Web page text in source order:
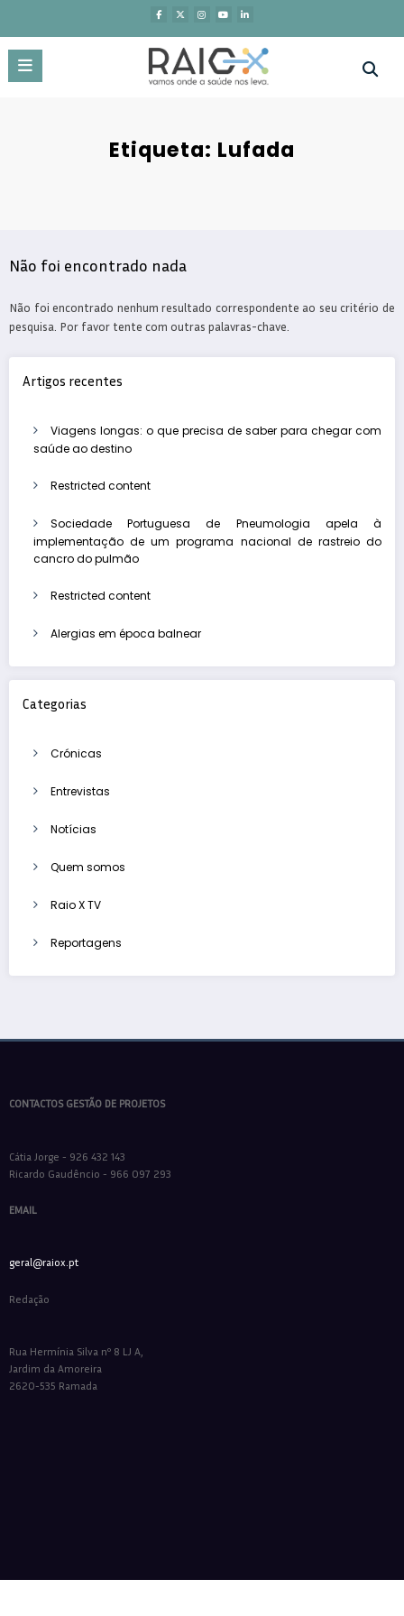
o
conteúdo
Etiqueta: Lufada
Não foi encontrado nada
Não foi encontrado nenhum resultado correspondente ao seu critério de
pesquisa. Por favor tente com outras palavras-chave.
Artigos recentes
Viagens longas: o que precisa de saber para chegar com
saúde ao destino
Restricted content
Sociedade Portuguesa de Pneumologia apela à
implementação de um programa nacional de rastreio do
cancro do pulmão
Restricted content
Alergias em época balnear
Categorias
Crónicas
Entrevistas
Notícias
Quem somos
Raio X TV
Reportagens
CONTACTOS GESTÃO DE PROJETOS
Cátia Jorge - 926 432 143
Ricardo Gaudêncio - 966 097 293
EMAIL
geral@raiox.pt
Redação
Rua Hermínia Silva nº 8 LJ A,
Jardim da Amoreira
2620-535 Ramada